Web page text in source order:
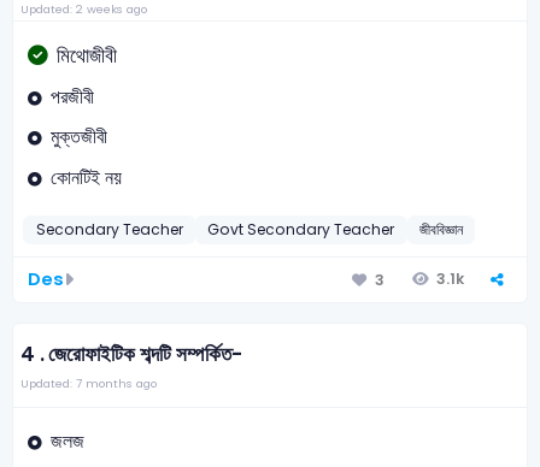
Updated: 2 weeks ago
মিথোজীবী
পরজীবী
মুক্তজীবী
কোনটিই নয়
Secondary Teacher Govt Secondary Teacher জীববিজ্ঞান
Des 3 3.1k
4 .জেরোফাইটিক শব্দটি সম্পর্কিত-
Updated: 7 months ago
জলজ